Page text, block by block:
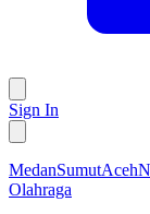
Sign In
MedanSumutAceh
Olahraga